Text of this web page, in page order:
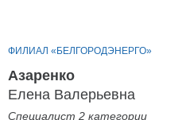
ФИЛИАЛ «БЕЛГОРОДЭНЕРГО»
Азаренко
Елена Валерьевна
Специалист 2 категории